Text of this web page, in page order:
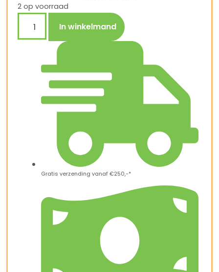
2 op voorraad
In winkelmand
Gratis verzending vanaf €250,-*